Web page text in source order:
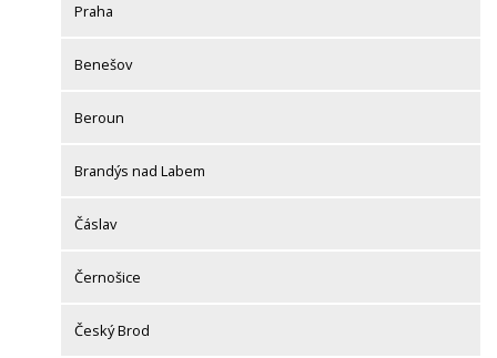
Praha
Benešov
Beroun
Brandýs nad Labem
Čáslav
Černošice
Český Brod